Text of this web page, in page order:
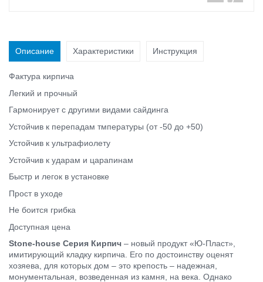
Описание Характеристики Инструкция
Фактура кирпича
Легкий и прочный
Гармонирует с другими видами сайдинга
Устойчив к перепадам тмпературы (от -50 до +50)
Устойчив к ультрафиолету
Устойчив к ударам и царапинам
Быстр и легок в установке
Прост в уходе
Не боится грибка
Доступная цена
Stone-house Серия Кирпич – новый продукт «Ю-Пласт»,
имитирующий кладку кирпича. Его по достоинству оценят
хозяева, для которых дом – это крепость – надежная,
монументальная, возведенная из камня, на века. Однако